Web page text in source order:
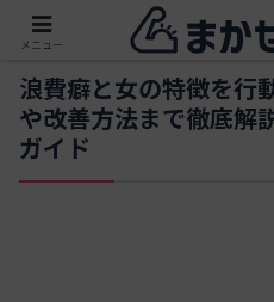
浪費癖と女の特徴を行
や改善方法まで徹底解
ガイド
メニュー